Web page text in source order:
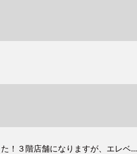
！３階店舗になりますが、エレベ...